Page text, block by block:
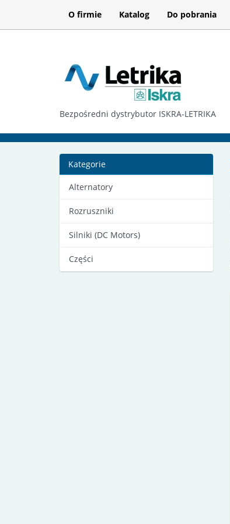
O firmie Katalog Do pobrania
Bezpośredni dystrybutor ISKRA-LETRIKA
Kategorie
Alternatory
Rozruszniki
Silniki (DC Motors)
Części